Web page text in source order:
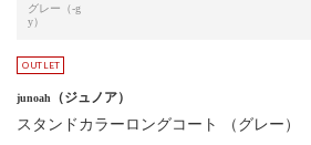
グレー（-g
y）
junoah （ジュノア）
スタンドカラーロングコート （グレー）